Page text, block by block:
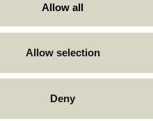
Allow all
Allow selection
Deny
Gå tilbage
ved køb over